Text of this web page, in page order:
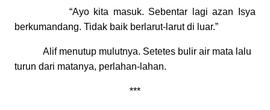
“Ayo kita masuk. Sebentar lagi azan Isya
berkumandang. Tidak baik berlarut-larut di luar.”
Alif menutup mulutnya. Setetes bulir air mata lalu
turun dari matanya, perlahan-lahan.
***